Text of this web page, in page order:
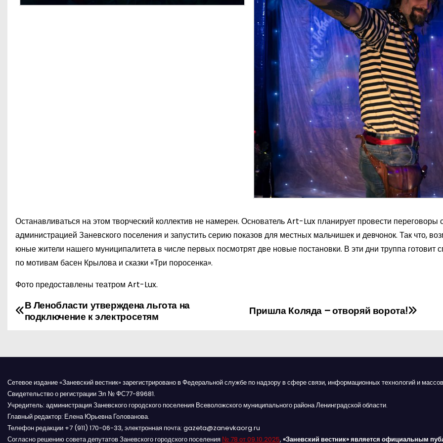
Останавливаться на этом творческий коллектив не намерен. Основатель Art-Lux планирует провести переговоры
администрацией Заневского поселения и запустить серию показов для местных мальчишек и девчонок. Так что,
юные жители нашего муниципалитета в числе первых посмотрят две новые постановки. В эти дни труппа готовит
по мотивам басен Крылова и сказки «Три поросенка».
Фото предоставлены театром Art-Lux.
Н
г
а
ц
Пришла Коляда – отворяй ворота!
В Ленобласти утверждена льгота на
подключение к электросетям
Сетевое издание «Заневский вестник» зарегистрировано в Федеральной службе по надзору в сфере связи, информационных технологий и
Свидетельство о регистрации Эл № ФС77-89681.
Учредитель: администрация Заневского городского поселения Всеволожского муниципального района Ленинградской области.
Главный редактор: Елена Юрьевна Голованова.
Телефон редакции +7 (911) 170-06-33, электронная почта: gazeta@zanevkaorg.ru
Согласно решению совета депутатов Заневского городского поселения № 78 от 09.10.2025, «Заневский вестник» является официальным